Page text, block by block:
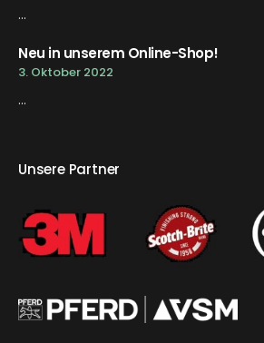
...
Neu in unserem Online-Shop!
3. Oktober 2022
...
Unsere Partner